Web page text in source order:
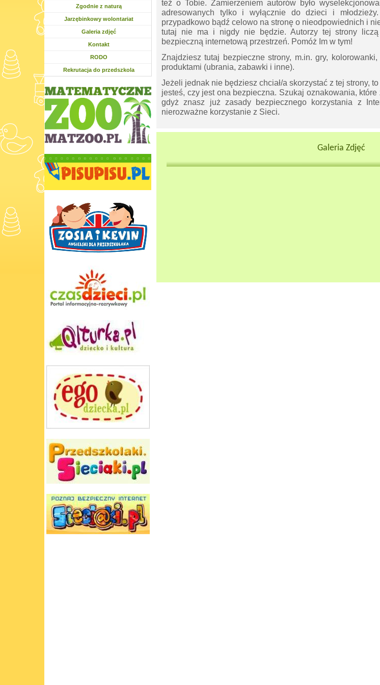
Zgodnie z naturą
Jarzębinkowy wolontariat
Galeria zdjęć
Kontakt
RODO
Rekrutacja do przedszkola
też o Tobie. Zamierzeniem autorów było
adresowanych tylko i wyłącznie do dzieci i
przypadkowo bądź celowo na stronę o nieodpowiednich i
tutaj nie ma i nigdy nie będzie. Autorzy tej strony
bezpieczną internetową przestrzeń. Pomóż Im w tym!
Znajdziesz tutaj bezpieczne strony, m.in. gry,
produktami (ubrania, zabawki i inne).
Jeżeli jednak nie będziesz chciał/a skorzystać z tej strony,
jesteś, czy jest ona bezpieczna. Szukaj oznakowania,
gdyż znasz już zasady bezpiecznego korzystania z
nierozważne korzystanie z Sieci.
Galeria Zdjęć